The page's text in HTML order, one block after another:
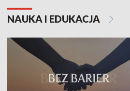
NAUKA I EDUKACJA